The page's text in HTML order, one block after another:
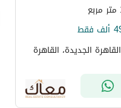
الجديدة، القاهرة